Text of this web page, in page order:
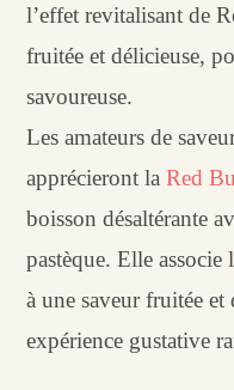
l’effet revitalisant de
fruitée et délicieuse,
savoureuse.
Les amateurs de
apprécieront laRed
boisson désaltérante
pastèque. Elle
à une saveur fruitée
expérience gustative